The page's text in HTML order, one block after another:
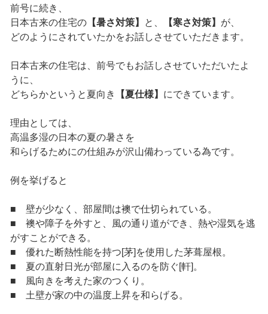
前号に続き、
日本古来の住宅の【暑さ対策】 と、 【寒さ対策】 が、
どのようにされていたかをお話しさせていただきます。
日本古来の住宅は、前号でもお話しさせていただいたよ
うに、
どちらかというと夏向き
【夏仕様】 にできています。
理由としては、
高温多湿の日本の夏の暑さを
和らげるためにの仕組みが沢山備わっている為です。
例を挙げると
■ 壁が少なく、部屋間は襖で仕切られている。
■ 襖や障子を外すと、風の通り道ができ、熱や湿気を逃
がすことができる。
■ 優れた断熱性能を持つ[茅]を使用した茅葺屋根。
■ 夏の直射日光が部屋に入るのを防ぐ[軒]。
■ 風向きを考えた家のつくり。
■ 土壁が家の中の温度上昇を和らげる。